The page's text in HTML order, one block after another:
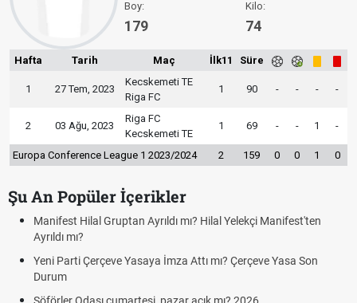
Boy:
179
Kilo:
74
Hafta Tarih Maç İlk11 Süre
1 27 Tem, 2023
Kecskemeti TE
Riga FC
1 90 - - - -
2 03 Ağu, 2023
Riga FC
Kecskemeti TE
1 69 - - 1 -
Europa Conference League 1 2023/2024 2 159 0 0 1 0
Şu An Popüler İçerikler
Manifest Hilal Gruptan Ayrıldı mı? Hilal Yelekçi Manifest'ten
Ayrıldı mı?
Yeni Parti Çerçeve Yasaya İmza Attı mı? Çerçeve Yasa Son
Durum